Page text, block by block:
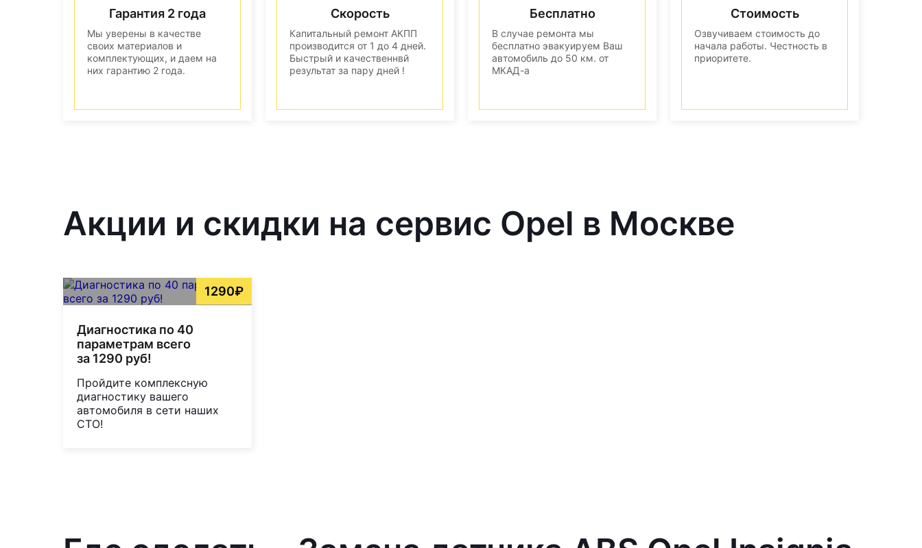
Гарантия 2 года
Мы уверены в качестве
своих материалов и
комплектующих, и даем на
них гарантию 2 года.
Скорость
Капитальный ремонт АКПП
производится от 1 до 4 дней.
Быстрый и качественнвй
результат за пару дней !
Бесплатно
В случае ремонта мы
бесплатно эвакуируем Ваш
автомобиль до 50 км. от
МКАД-а
Стоимость
Озвучиваем стоимость до
начала работы. Честность в
приоритете.
Акции и скидки на сервис Opel в Москве
1290₽
Диагностика по 40
параметрам всего
за 1290 руб!
Пройдите комплексную
диагностику вашего
автомобиля в сети наших
СТО!